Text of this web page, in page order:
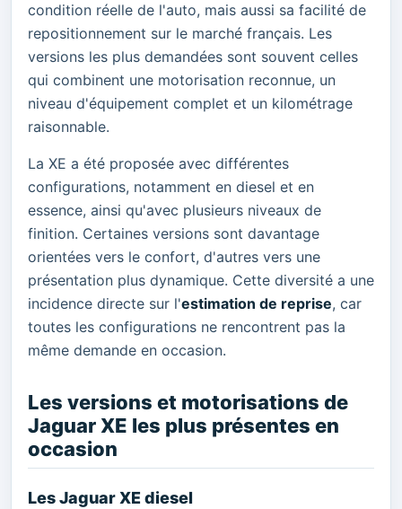
condition réelle de l'auto, mais aussi sa facilité de
repositionnement sur le marché français. Les
versions les plus demandées sont souvent celles
qui combinent une motorisation reconnue, un
niveau d'équipement complet et un kilométrage
raisonnable.
La XE a été proposée avec différentes
configurations, notamment en diesel et en
essence, ainsi qu'avec plusieurs niveaux de
finition. Certaines versions sont davantage
orientées vers le confort, d'autres vers une
présentation plus dynamique. Cette diversité a une
incidence directe sur l'estimation de reprise, car
toutes les configurations ne rencontrent pas la
même demande en occasion.
Les versions et motorisations de
Jaguar XE les plus présentes en
occasion
Les Jaguar XE diesel